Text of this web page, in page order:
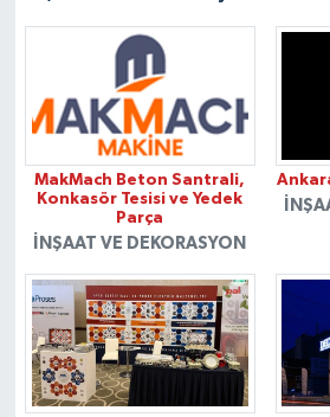
MakMach Beton Santrali,
Konkasör Tesisi ve Yedek
Parça
İNŞAAT VE DEKORASYON